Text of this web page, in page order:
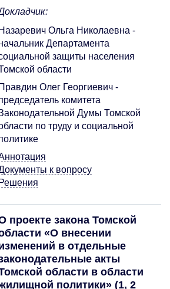
Назаревич Ольга Николаевна -
Департамента
защиты населения
области
Правдин Олег Георгиевич -
комитета
Думы Томской
по труду и социальной
к вопросу
Решения
проекте закона Томской
«О внесении
в отдельные
акты
области в области
политики» (1, 2